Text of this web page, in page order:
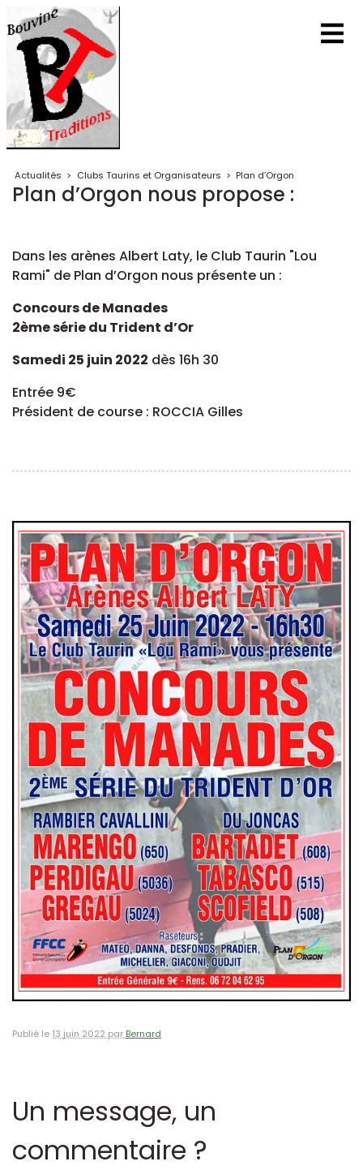
Actualités > Clubs Taurins et Organisateurs > Plan d’Orgon
Plan d’Orgon nous propose :
Dans les arènes Albert Laty, le Club Taurin "Lou
Rami" de Plan d’Orgon nous présente un :
Concours de Manades
2ème série du Trident d’Or
Samedi 25 juin 2022 dès 16h 30
Entrée 9€
Président de course : ROCCIA Gilles
Publié le 13 juin 2022 par Bernard
Un message, un
commentaire ?